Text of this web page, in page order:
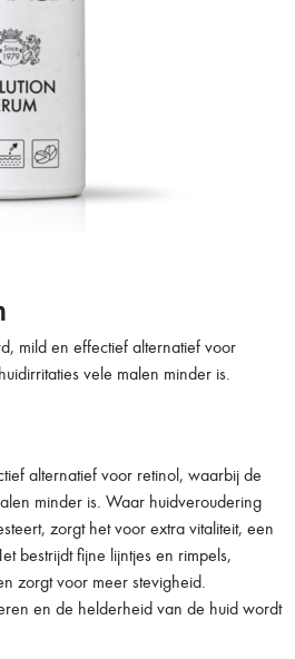
mild en effectief alternatief voor
vele malen minder is.
alternatief voor retinol, waarbij de
minder is. Waar huidveroudering
zorgt het voor extra vitaliteit, een
bestrijdt fijne lijntjes en rimpels,
zorgt voor meer stevigheid.
en de helderheid van de huid wordt